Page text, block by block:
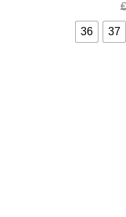
€
36 37